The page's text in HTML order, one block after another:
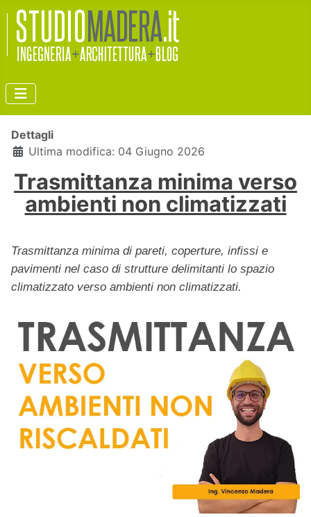
Dettagli
Ultima modifica: 04 Giugno 2026
Trasmittanza minima verso
ambienti non climatizzati
Trasmittanza minima di pareti, coperture, infissi e
pavimenti nel caso di strutture delimitanti lo spazio
climatizzato verso ambienti non climatizzati.